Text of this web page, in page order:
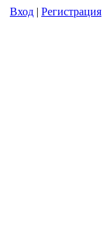
Вход | Регистрация